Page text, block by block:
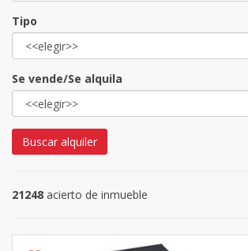
Tipo
Se vende/Se alquila
Buscar alquiler
21248 acierto de inmueble